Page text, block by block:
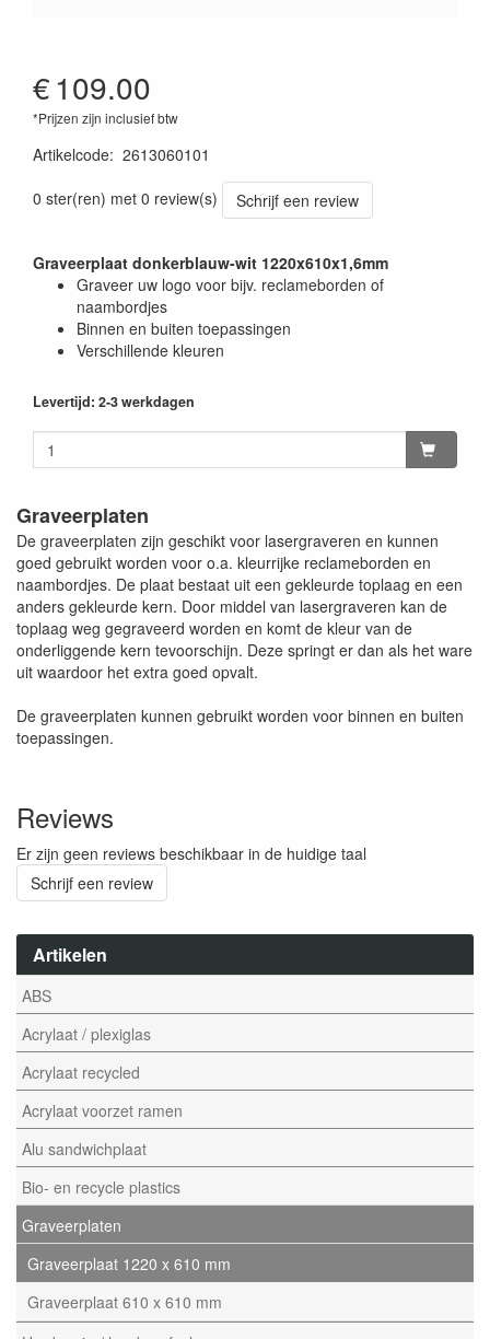
Artikelen
ABS
Acrylaat / plexiglas
Acrylaat recycled
Acrylaat voorzet ramen
Alu sandwichplaat
Bio- en recycle plastics
Graveerplaten
Graveerplaat 1220 x 610 mm
Graveerplaat 610 x 610 mm
€109.00
*Prijzen zijn inclusief btw
Artikelcode: 2613060101
0 ster(ren) met 0 review(s)
Schrijf een review
Graveerplaat donkerblauw-wit 1220x610x1,6mm
Graveer uw logo voor bijv. reclameborden of
naambordjes
Binnen en buiten toepassingen
Verschillende kleuren
Levertijd: 2-3 werkdagen
Graveerplaten
De graveerplaten zijn geschikt voor lasergraveren en kunnen
goed gebruikt worden voor o.a. kleurrijke reclameborden en
naambordjes. De plaat bestaat uit een gekleurde toplaag en een
anders gekleurde kern. Door middel van lasergraveren kan de
toplaag weg gegraveerd worden en komt de kleur van de
onderliggende kern tevoorschijn. Deze springt er dan als het ware
uit waardoor het extra goed opvalt.
De graveerplaten kunnen gebruikt worden voor binnen en buiten
toepassingen.
Reviews
Er zijn geen reviews beschikbaar in de huidige taal
Schrijf een review